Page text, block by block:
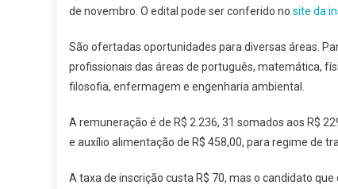
de novembro. O edital pode ser conferido no site da
São ofertadas oportunidades para diversas áreas.
profissionais das áreas de português, matemática,
filosofia, enfermagem e engenharia ambiental.
A remuneração é de R$ 2.236, 31 somados aos R$
e auxílio alimentação de R$ 458,00, para regime de
A taxa de inscrição custa R$ 70, mas o candidato